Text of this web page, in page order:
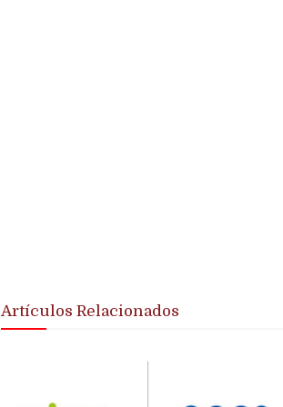
Artículos Relacionados